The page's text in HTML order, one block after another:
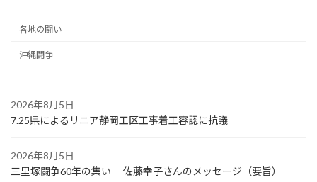
各地の闘い
沖縄闘争
2026年8月5日
7.25県によるリニア静岡工区工事着工容認に抗議
2026年8月5日
三里塚闘争60年の集い 佐藤幸子さんのメッセージ（要旨）